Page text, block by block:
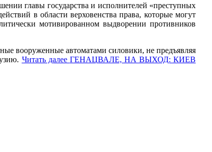
главы государства и исполнителей «преступных
в области верховенства права, которые могут
мотивированном выдворении противников
вооруженные автоматами силовики, не предъявляя
Читать далее ГЕНАЦВАЛЕ, НА ВЫХОД: КИЕВ